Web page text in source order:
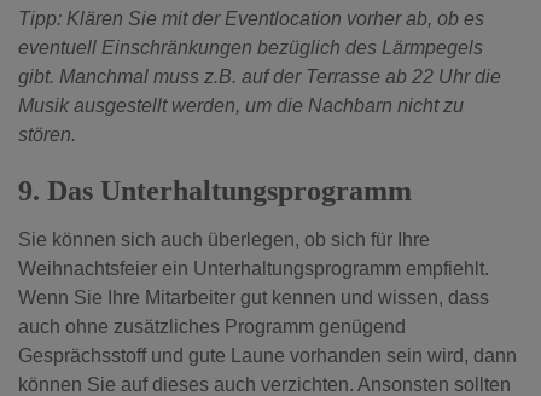
Tipp: Klären Sie mit der Eventlocation vorher ab, ob es
eventuell Einschränkungen bezüglich des Lärmpegels
gibt. Manchmal muss z.B. auf der Terrasse ab 22 Uhr die
Musik ausgestellt werden, um die Nachbarn nicht zu
stören.
9. Das Unterhaltungsprogramm
Sie können sich auch überlegen, ob sich für Ihre
Weihnachtsfeier ein Unterhaltungsprogramm empfiehlt.
Wenn Sie Ihre Mitarbeiter gut kennen und wissen, dass
auch ohne zusätzliches Programm genügend
Gesprächsstoff und gute Laune vorhanden sein wird, dann
können Sie auf dieses auch verzichten. Ansonsten sollten